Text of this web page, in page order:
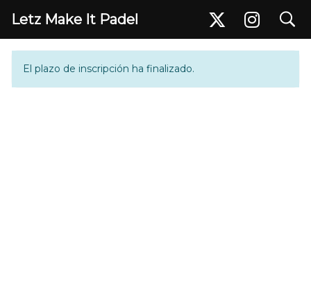
Letz Make It Padel search
Inscripción
El plazo de inscripción ha finalizado.